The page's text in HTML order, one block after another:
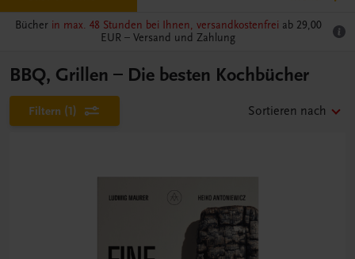
Bücher in max. 48 Stunden bei Ihnen, versandkostenfrei ab 29,00
EUR – Versand und Zahlung
BBQ, Grillen – Die besten Kochbücher
Filtern (1) Sortieren nach